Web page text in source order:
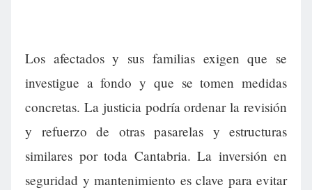
Los afectados y sus familias exigen que se
investigue a fondo y que se tomen medidas
concretas. La justicia podría ordenar la revisión
y refuerzo de otras pasarelas y estructuras
similares por toda Cantabria. La inversión en
seguridad y mantenimiento es clave para evitar